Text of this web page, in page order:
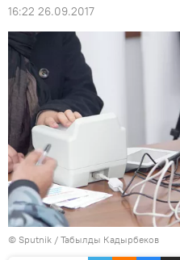
16:22 26.09.2017
© Sputnik / Табылды Кадырбеков